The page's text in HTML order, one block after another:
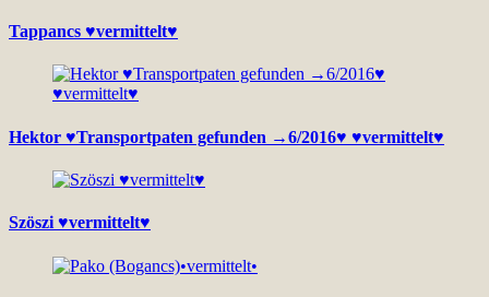
Tappancs ♥vermittelt♥
Hektor ♥Transportpaten gefunden →6/2016♥ ♥vermittelt♥
Szöszi ♥vermittelt♥